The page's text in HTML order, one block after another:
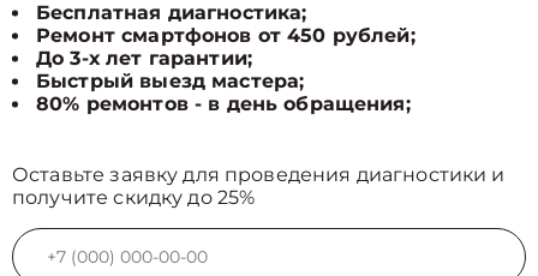
Бесплатная диагностика;
Ремонт смартфонов от 450 рублей;
До 3-х лет гарантии;
Быстрый выезд мастера;
80% ремонтов - в день обращения;
Оставьте заявку для проведения диагностики и
получите скидку до 25%